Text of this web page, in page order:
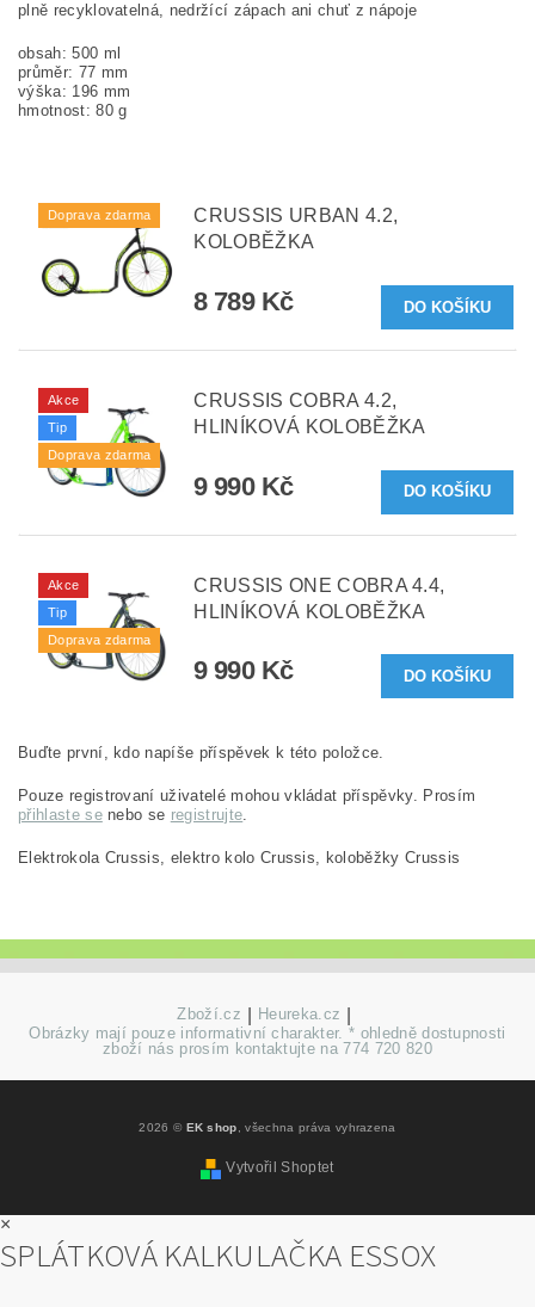
plně recyklovatelná, nedržící zápach ani chuť z nápoje
obsah: 500 ml
průměr: 77 mm
výška: 196 mm
hmotnost: 80 g
Doprava zdarma
CRUSSIS URBAN 4.2,
KOLOBĚŽKA
8 789 Kč
Akce
Tip
Doprava zdarma
CRUSSIS COBRA 4.2,
HLINÍKOVÁ KOLOBĚŽKA
9 990 Kč
Akce
Tip
Doprava zdarma
CRUSSIS ONE COBRA 4.4,
HLINÍKOVÁ KOLOBĚŽKA
9 990 Kč
Buďte první, kdo napíše příspěvek k této položce.
Pouze registrovaní uživatelé mohou vkládat příspěvky. Prosím
přihlaste senebo se registrujte.
Elektrokola Crussis, elektro kolo Crussis, koloběžky Crussis
Zboží.cz Heureka.cz
Obrázky mají pouze informativní charakter. * ohledně dostupnosti
zboží nás prosím kontaktujte na 774 720 820
2026 © EK shop , všechna práva vyhrazena
Vytvořil Shoptet
×
SPLÁTKOVÁ KALKULAČKA ESSOX